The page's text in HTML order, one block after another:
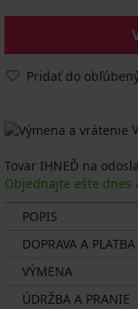
Pridať do
Tovar IHNEĎ na
Objednajte ešte dnes
POPIS
DOPRAVA A PLATBA
VÝMENA
ÚDRŽBA A PRANIE